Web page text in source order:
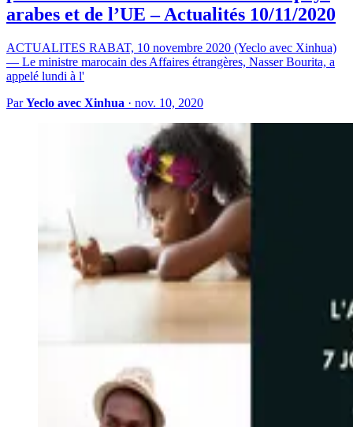
arabes et de l’UE – Actualités 10/11/2020
ACTUALITES RABAT, 10 novembre 2020 (Yeclo avec Xinhua)
— Le ministre marocain des Affaires étrangères, Nasser Bourita, a
appelé lundi à l'
ParYeclo avec Xinhua · nov. 10, 2020